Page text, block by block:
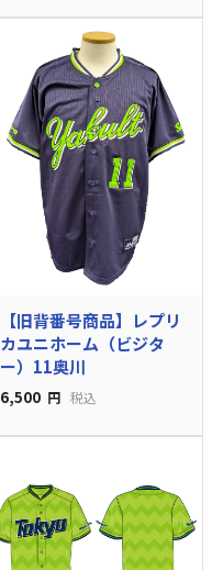
【旧背番号商品】レプリ
カユニホーム（ビジタ
ー）11奥川
6,500 円 税込